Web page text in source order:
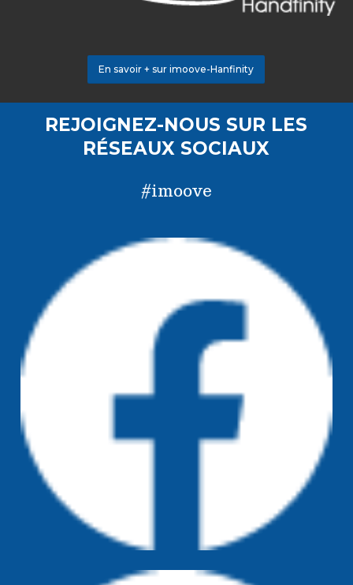
En savoir + sur imoove-Hanfinity
REJOIGNEZ-NOUS SUR LES
RÉSEAUX SOCIAUX
#imoove